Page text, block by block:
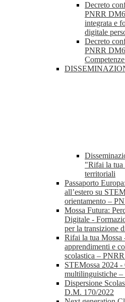
Decreto
PNRR
integrata e
digitale
Decreto
PNRR
"Rifai la tua
territoriali
Passaporto
all’estero su
orientamento –
Mossa Futura:
Digitale -
per la transizione
Rifai la tua
apprendimenti e
scolastica –
STEMossa 2024
multilinguistiche
Dispersione
D.M. 170/2022